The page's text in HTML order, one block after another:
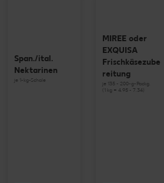
Span./ital.
Nektarinen
je 1-kg-Schale
MIREE oder
EXQUISA
Frischkäsezube
reitung
je 135 - 200-g-Packg.
(1 kg = 4.95 - 7.34)